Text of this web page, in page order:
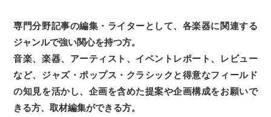
専門分野記事の編集・ライターとして、各楽器に関連する
ジャンルで強い関心を持つ方。
音楽、楽器、アーティスト、イベントレポート、レビュー
など、ジャズ・ポップス・クラシックと得意なフィールド
の知見を活かし、企画を含めた提案や企画構成をお願いで
きる方、取材編集ができる方。